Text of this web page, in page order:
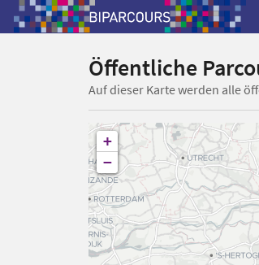
Öffentliche
Auf dieser Karte werden alle
+
−